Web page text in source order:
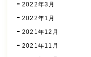
2022年3月
2022年1月
2021年12月
2021年11月